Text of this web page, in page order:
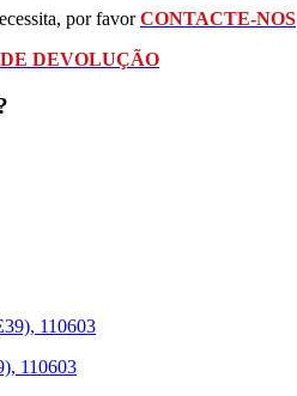
por favorCONTACTE-NOS
DEVOLUÇÃO
110603